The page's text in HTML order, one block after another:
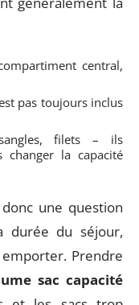
central,
pas toujours inclus
filets – ils
changer la capacité
une question
durée du séjour,
Prendre
sac capacité